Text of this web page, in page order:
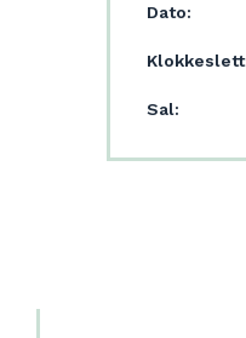
Dato:
Sal: